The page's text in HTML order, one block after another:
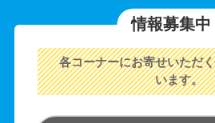
情報募集中
各コーナーにお寄せいただ
います。